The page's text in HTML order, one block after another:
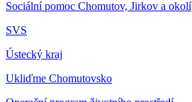
Sociální pomoc Chomutov, Jirkov a okolí
SVS
Ústecký kraj
Ukliďme Chomutovsko